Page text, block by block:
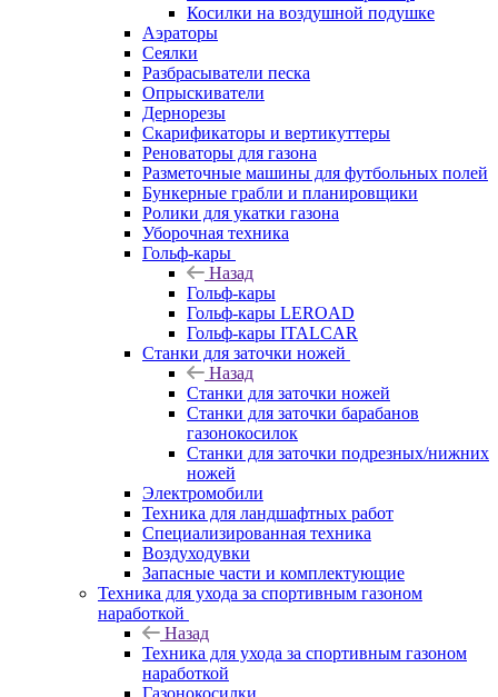
Косилки на воздушной подушке
Аэраторы
Сеялки
Разбрасыватели песка
Опрыскиватели
Дернорезы
Скарификаторы и вертикуттеры
Реноваторы для газона
Разметочные машины для футбольных полей
Бункерные грабли и планировщики
Ролики для укатки газона
Уборочная техника
Гольф-кары
Назад
Гольф-кары
Гольф-кары LEROAD
Гольф-кары ITALCAR
Станки для заточки ножей
Назад
Станки для заточки ножей
Станки для заточки барабанов
газонокосилок
Станки для заточки подрезных/нижних
ножей
Электромобили
Техника для ландшафтных работ
Специализированная техника
Воздуходувки
Запасные части и комплектующие
Техника для ухода за спортивным газоном
наработкой
Назад
Техника для ухода за спортивным газоном
наработкой
Газонокосилки